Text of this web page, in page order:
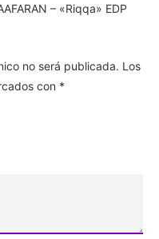
– «Riqqa» EDP
no será publicada. Los
con *